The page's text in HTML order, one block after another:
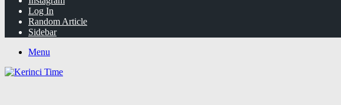
Log In
Random Article
Sidebar
Menu